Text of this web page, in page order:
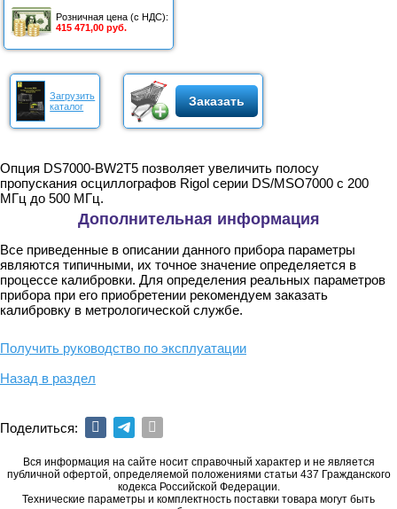
Розничная цена (с НДС):
415 471,00 руб.
Загрузить
каталог
Заказать
Опция DS7000-BW2T5 позволяет увеличить полосу
пропускания осциллографов Rigol серии DS/MSO7000 с 200
МГц до 500 МГц.
Дополнительная информация
Все приведенные в описании данного прибора параметры
являются типичными, их точное значение определяется в
процессе калибровки. Для определения реальных параметров
прибора при его приобретении рекомендуем заказать
калибровку в метрологической службе.
Получить руководство по эксплуатации
Назад в раздел
Поделиться:
Вся информация на сайте носит справочный характер и не является
публичной офертой, определяемой положениями статьи 437 Гражданского
кодекса Российской Федерации.
Технические параметры и комплектность поставки товара могут быть